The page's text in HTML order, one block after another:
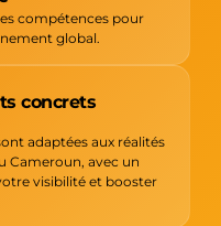
compétences pour
global.
concrets
adaptées aux réalités
Cameroun, avec un
visibilité et booster